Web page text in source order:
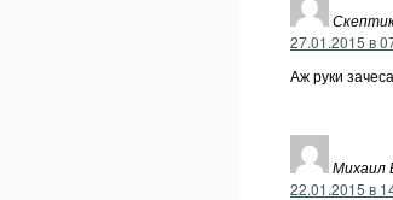
27.01.2015 в
Аж руки
Михаил
22.01.2015 в